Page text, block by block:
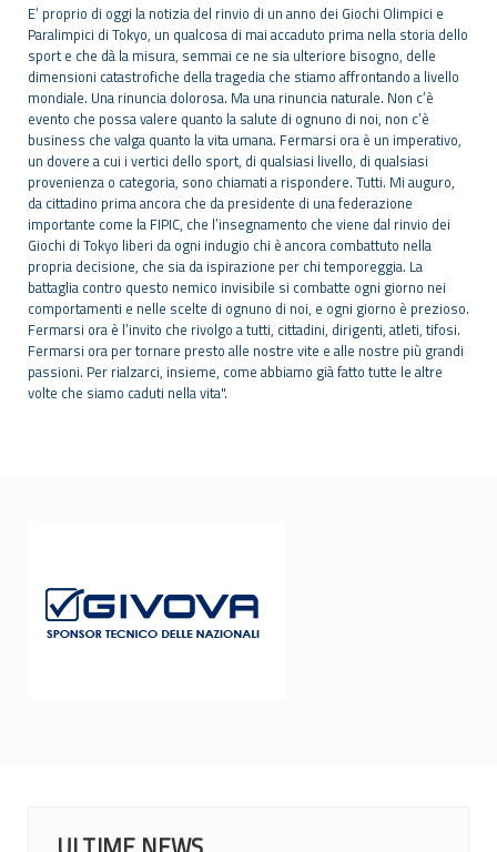
E’ proprio di oggi la notizia del rinvio di un anno dei Giochi Olimpici e
Paralimpici di Tokyo, un qualcosa di mai accaduto prima nella storia dello
sport e che dà la misura, semmai ce ne sia ulteriore bisogno, delle
dimensioni catastrofiche della tragedia che stiamo affrontando a livello
mondiale. Una rinuncia dolorosa. Ma una rinuncia naturale. Non c’è
evento che possa valere quanto la salute di ognuno di noi, non c’è
business che valga quanto la vita umana. Fermarsi ora è un imperativo,
un dovere a cui i vertici dello sport, di qualsiasi livello, di qualsiasi
provenienza o categoria, sono chiamati a rispondere. Tutti. Mi auguro,
da cittadino prima ancora che da presidente di una federazione
importante come la FIPIC, che l’insegnamento che viene dal rinvio dei
Giochi di Tokyo liberi da ogni indugio chi è ancora combattuto nella
propria decisione, che sia da ispirazione per chi temporeggia. La
battaglia contro questo nemico invisibile si combatte ogni giorno nei
comportamenti e nelle scelte di ognuno di noi, e ogni giorno è prezioso.
Fermarsi ora è l’invito che rivolgo a tutti, cittadini, dirigenti, atleti, tifosi.
Fermarsi ora per tornare presto alle nostre vite e alle nostre più grandi
passioni. Per rialzarci, insieme, come abbiamo già fatto tutte le altre
volte che siamo caduti nella vita".